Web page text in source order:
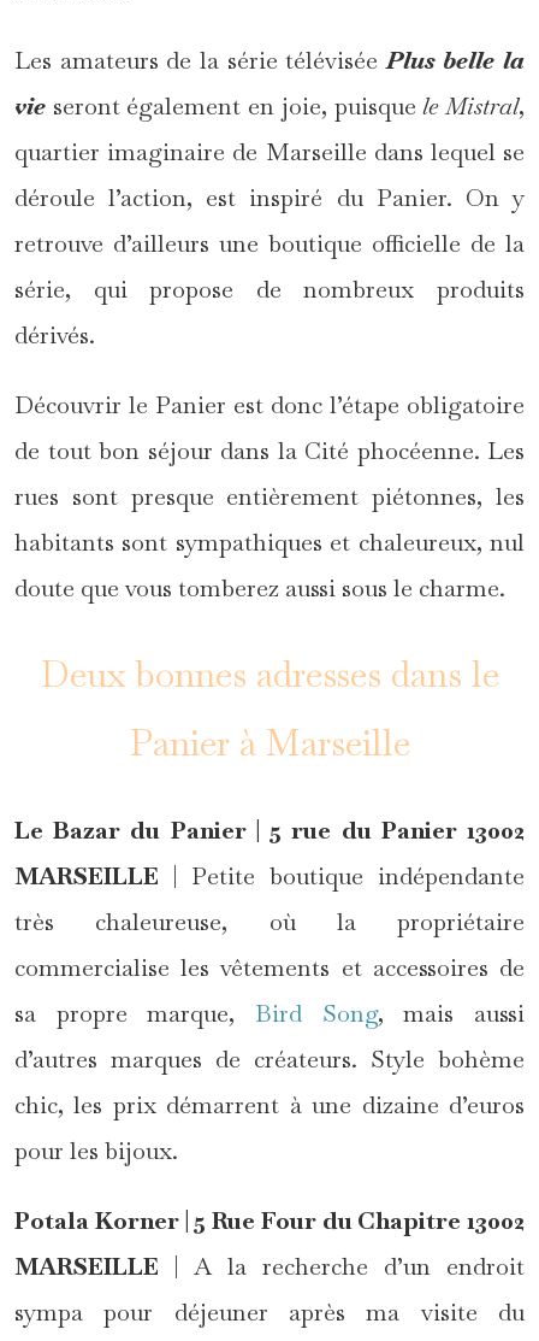
Les amateurs de la série téléviséePlus belle la
vie seront également en joie, puisquele Mistral,
quartier imaginaire de Marseille dans lequel se
déroule l’action, est inspiré du Panier. On y
retrouve d’ailleurs une boutique officielle de la
série, qui propose de nombreux produits
dérivés.
Découvrir le Panier est donc l’étape obligatoire
de tout bon séjour dans la Cité phocéenne. Les
rues sont presque entièrement piétonnes, les
habitants sont sympathiques et chaleureux, nul
doute que vous tomberez aussi sous le charme.
Deux bonnes adresses dans le
Panier à Marseille
Le Bazar du Panier | 5 rue du Panier 13002
MARSEILLE | Petite boutique indépendante
très chaleureuse, où la propriétaire
commercialise les vêtements et accessoires de
sa propre marque, Bird Song, mais aussi
d’autres marques de créateurs. Style bohème
chic, les prix démarrent à une dizaine d’euros
pour les bijoux.
Potala Korner | 5 Rue Four du Chapitre 13002
MARSEILLE | A la recherche d’un endroit
sympa pour déjeuner après ma visite du